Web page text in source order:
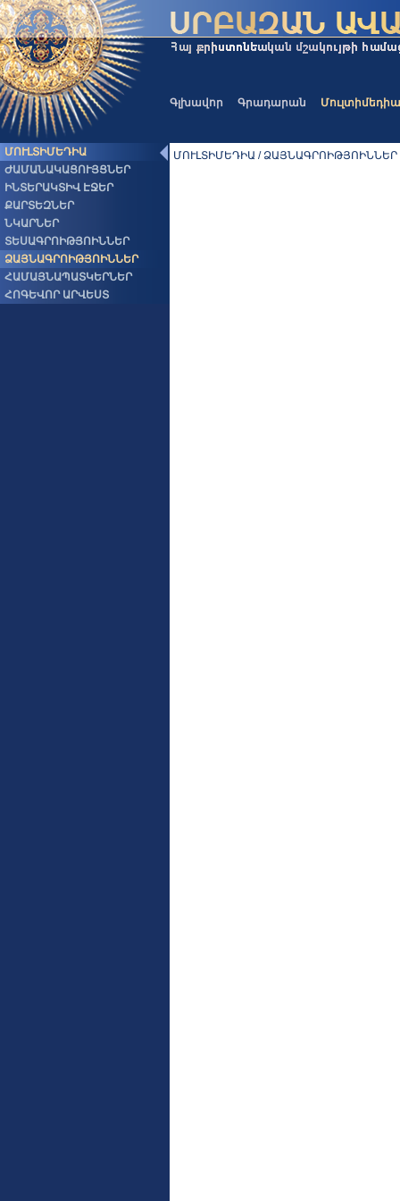
Գլխավոր Գրադարան Մուլտիմեդիա
ՄՈՒԼՏԻՄԵԴԻԱ
ԺԱՄԱՆԱԿԱՑՈՒՅՑՆԵՐ
ԻՆՏԵՐԱԿՏԻՎ ԷՋԵՐ
ՔԱՐՏԵԶՆԵՐ
ՆԿԱՐՆԵՐ
ՏԵՍԱԳՐՈԻԹՅՈԻՆՆԵՐ
ՁԱՅՆԱԳՐՈԻԹՅՈԻՆՆԵՐ
ՀԱՄԱՅՆԱՊԱՏԿԵՐՆԵՐ
ՀՈԳԵՎՈՐ ԱՐՎԵՍՏ
ՄՈՒԼՏԻՄԵԴԻԱ / ՁԱՅՆԱԳՐՈԻԹՅՈԻՆՆԵՐ